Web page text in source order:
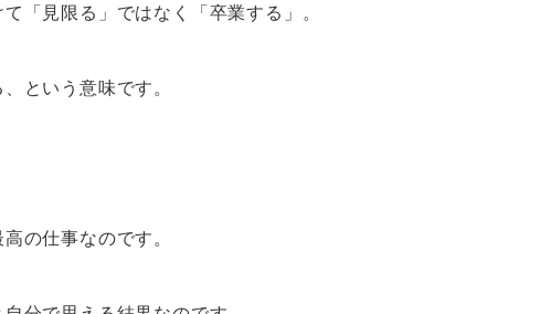
「見限る」ではなく「卒業する」。
という意味です。
の仕事なのです。